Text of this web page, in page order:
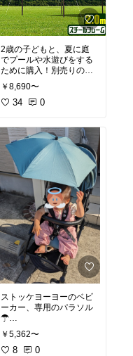
2歳の子どもと、夏に庭
でプールや水遊びをする
ために購入！別売りのサ
イドシートも、日除けで
2枚買いました！
暑さ💦
なので、おうちプール
（水遊び）を充実させ
て、外出しない計画をた
ててます！
お庭は狭いので、ギリギ
リ入る大きさです🫡
将来的には、バーベキュ
ーやグランピングとかに
も使えたら良いな🌻
#夏#おうちプール#水遊
び#暑さ対策#アウトドア
#グランピング
#大人も楽
しめる
￥8,690〜
34 0
ストッケヨーヨーのベビ
ーカー、専用のパラソル
☂
日除け用だけど、撥水す
るので小雨程度ならよく
使ってます！
￥5,362〜
8 0